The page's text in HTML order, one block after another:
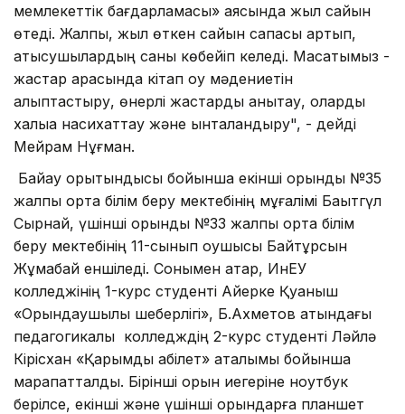
мемлекеттік бағдарламасы» аясында жыл сайын
өтеді. Жалпы, жыл өткен сайын сапасы артып,
қатысушылардың саны көбейіп келеді. Мақсатымыз -
жастар арасында кітап оқу мәдениетін
қалыптастыру, өнерлі жастарды анықтау, оларды
халыққа насихаттау және ынталандыру", - дейді
Мейрам Нұғман.
Байқау қорытындысы бойынша екінші орынды №35
жалпы орта білім беру мектебінің мұғалімі Бақытгүл
Сырнай, үшінші орынды №33 жалпы орта білім
беру мектебінің 11-сынып оқушысы Байтұрсын
Жұмабай еншіледі. Сонымен қатар, ИнЕУ
колледжінің 1-курс студенті Айерке Қуаныш
«Орындаушылық шеберлігі», Б.Ахметов атындағы
педагогикалық колледждің 2-курс студенті Ләйлә
Кірісхан «Қарымды қабілет» аталымы бойынша
марапатталды. Бірінші орын иегеріне ноутбук
берілсе, екінші және үшінші орындарға планшет